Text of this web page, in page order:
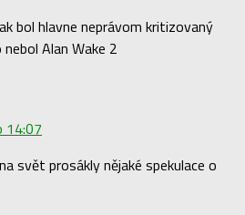
bol hlavne neprávom kritizovaný
Alan Wake 2
14:07
svět prosákly nějaké spekulace o